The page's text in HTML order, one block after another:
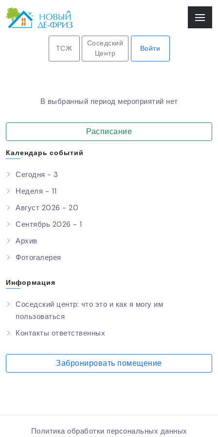
ТСЖ
Соседский
Центр
Войти
Расписание
Календарь событий
Сегодня - 3
Неделя - 11
Август 2026 - 20
Сентябрь 2026 - 1
Архив
Фотогалерея
Информация
Соседский центр: что это и как я могу им
пользоваться
Контакты ответственных
Забронировать помещение
В выбранный период мероприятий нет
Политика обработки персональных данных